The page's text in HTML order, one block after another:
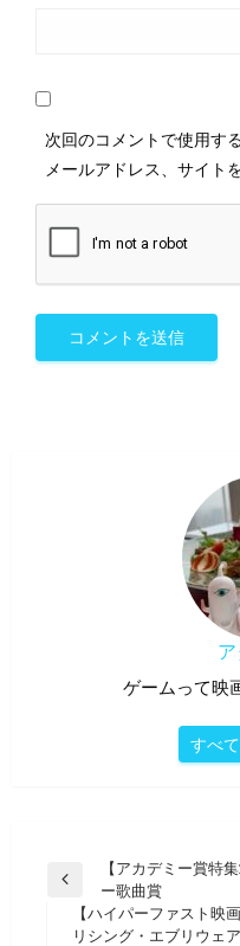
次回のコメントで使用す
メールアドレス、サイト
ゲームって映
すべ
投
【アカデミー賞特
ー歌曲賞
【ハイパーファスト
リシング・エブリウェ